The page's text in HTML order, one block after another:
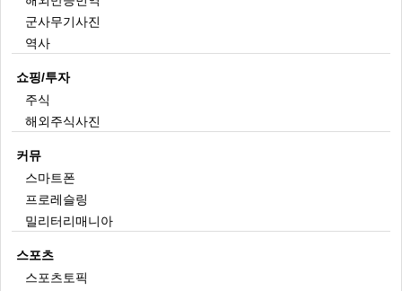
군사무기사진
역사
쇼핑/투자
주식
해외주식사진
커뮤
스마트폰
프로레슬링
밀리터리매니아
스포츠
스포츠토픽